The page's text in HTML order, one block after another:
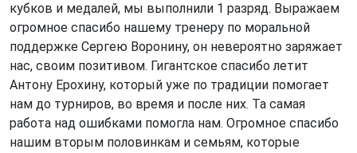
кубков и медалей, мы выполнили 1 разряд. Выражаем
огромное спасибо нашему тренеру по моральной
поддержке Сергею Воронину, он невероятно заряжает
нас, своим позитивом. Гигантское спасибо летит
Антону Ерохину, который уже по традиции помогает
нам до турниров, во время и после них. Та самая
работа над ошибками помогла нам. Огромное спасибо
нашим вторым половинкам и семьям, которые